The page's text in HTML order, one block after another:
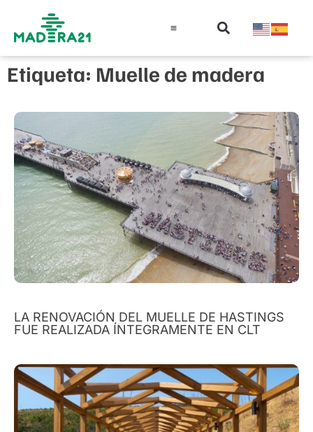
Etiqueta: Muelle de madera
LA RENOVACIÓN DEL MUELLE DE HASTINGS
FUE REALIZADA ÍNTEGRAMENTE EN CLT